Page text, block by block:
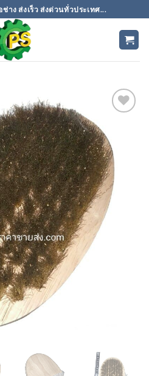
าง ส่งเร็ว ส่งด่วนทั่วประเทศ...
เพิ่มเข้า
ใน
รายการ
ที่
ติดตาม